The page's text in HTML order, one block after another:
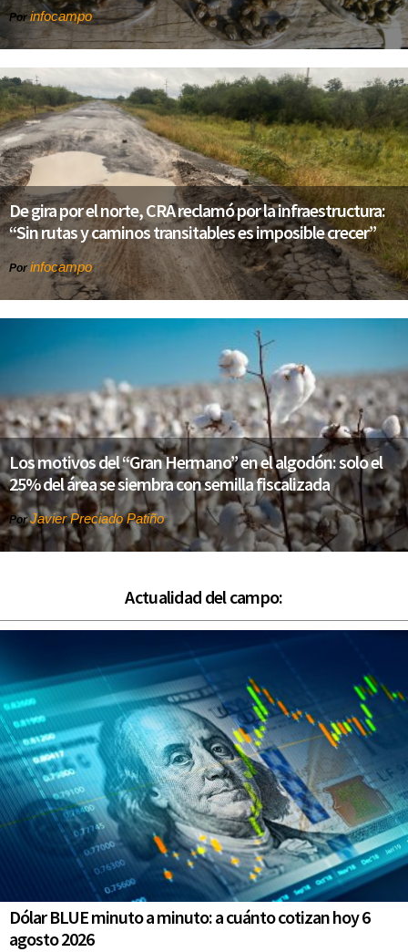
Porinfocampo
De gira por el norte, CRA reclamó por la infraestructura:
“Sin rutas y caminos transitables es imposible crecer”
Por infocampo
Los motivos del “Gran Hermano” en el algodón: solo el
25% del área se siembra con semilla fiscalizada
PorJavier Preciado Patiño
Actualidad del campo:
Dólar BLUE minuto a minuto: a cuánto cotizan hoy 6
agosto 2026